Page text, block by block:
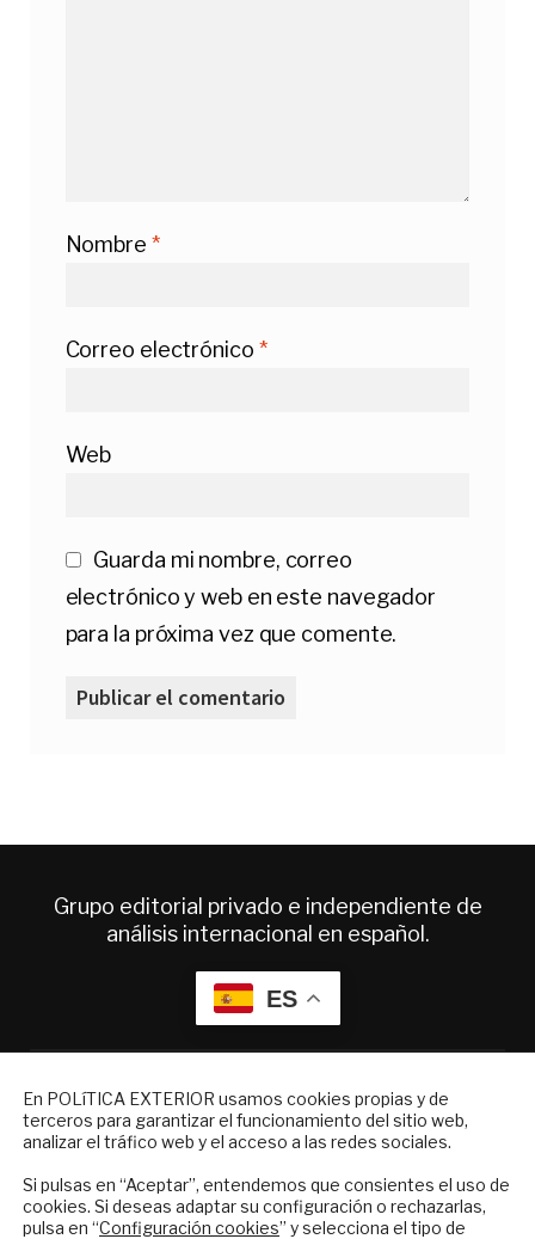
Nombre *
Correo electrónico *
Web
Guarda mi nombre, correo
electrónico y web en este navegador
para la próxima vez que comente.
Grupo editorial privado e independiente de
análisis internacional en español.
ES
Suscripciones
Productos y precios
Preguntas frecuentes
Condiciones generales de contratación
Colaboraciones
En POLíTICA EXTERIOR usamos cookies propias y de
terceros para garantizar el funcionamiento del sitio web,
analizar el tráfico web y el acceso a las redes sociales.
Si pulsas en “Aceptar”, entendemos que consientes el uso de
cookies. Si deseas adaptar su configuración o rechazarlas,
pulsa en “Configuración cookies” y selecciona el tipo de
NEWSLETTER
Suscríbase a nuestro boletín electrónico y
reciba en su correo el mejor análisis
internacional en español.